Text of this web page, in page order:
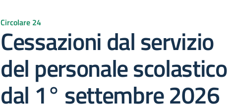
Circolare 24
Cessazioni dal servizio
del personale scolastico
dal 1° settembre 2026